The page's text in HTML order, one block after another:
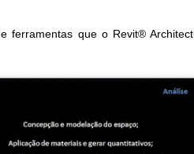
ferramentas que o Revit®
o podcast para acompanhar as descrições
utilizar alguns pontos traduzidos deles